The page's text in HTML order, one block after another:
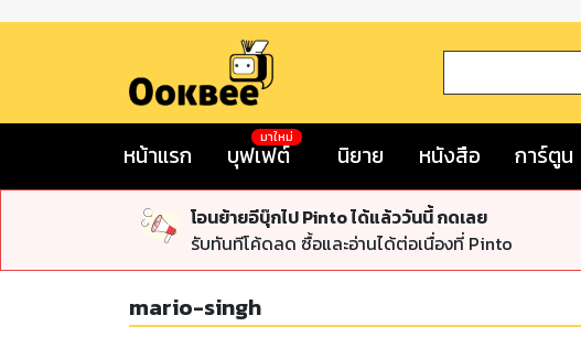
หน้าแรก บุฟเฟต์
มาใหม่
นิยาย หนังสือ การ์ตูน
โอนย้ายอีบุ๊กไป Pinto ได้แล้ววันนี้ กดเลย
รับทันทีโค้ดลด ซื้อและอ่านได้ต่อเนื่องที่ Pinto
mario-singh